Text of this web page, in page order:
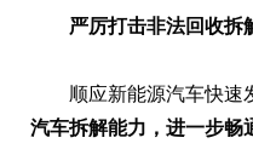
严厉打击非法回收拆
顺应新能源汽车快速
汽车拆解能力，进一步畅